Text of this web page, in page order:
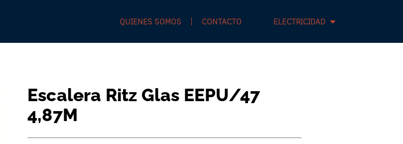
QUIENES SOMOS CONTACTO ELECTRICIDAD
Escalera Ritz Glas EEPU/47
4,87M